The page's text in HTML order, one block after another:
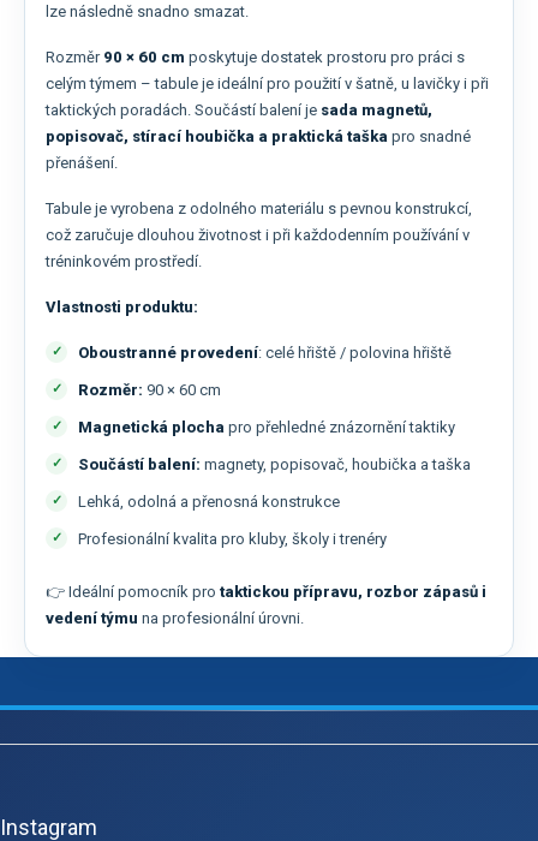
lze následně snadno smazat.
Rozměr 90 × 60 cm poskytuje dostatek prostoru pro práci s
celým týmem – tabule je ideální pro použití v šatně, u lavičky i při
taktických poradách. Součástí balení je sada magnetů,
popisovač, stírací houbička a praktická taška pro snadné
přenášení.
Tabule je vyrobena z odolného materiálu s pevnou konstrukcí,
což zaručuje dlouhou životnost i při každodenním používání v
tréninkovém prostředí.
Vlastnosti produktu:
Oboustranné provedení: celé hřiště / polovina hřiště
Rozměr: 90 × 60 cm
Magnetická plocha pro přehledné znázornění taktiky
Součástí balení: magnety, popisovač, houbička a taška
Lehká, odolná a přenosná konstrukce
Profesionální kvalita pro kluby, školy i trenéry
👉 Ideální pomocník pro taktickou přípravu, rozbor zápasů i
vedení týmu na profesionální úrovni.
Z
Instagram